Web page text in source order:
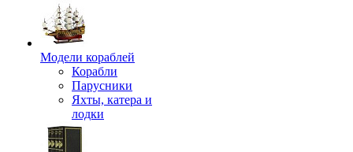
Модели кораблей
Корабли
Парусники
Яхты, катера и
лодки